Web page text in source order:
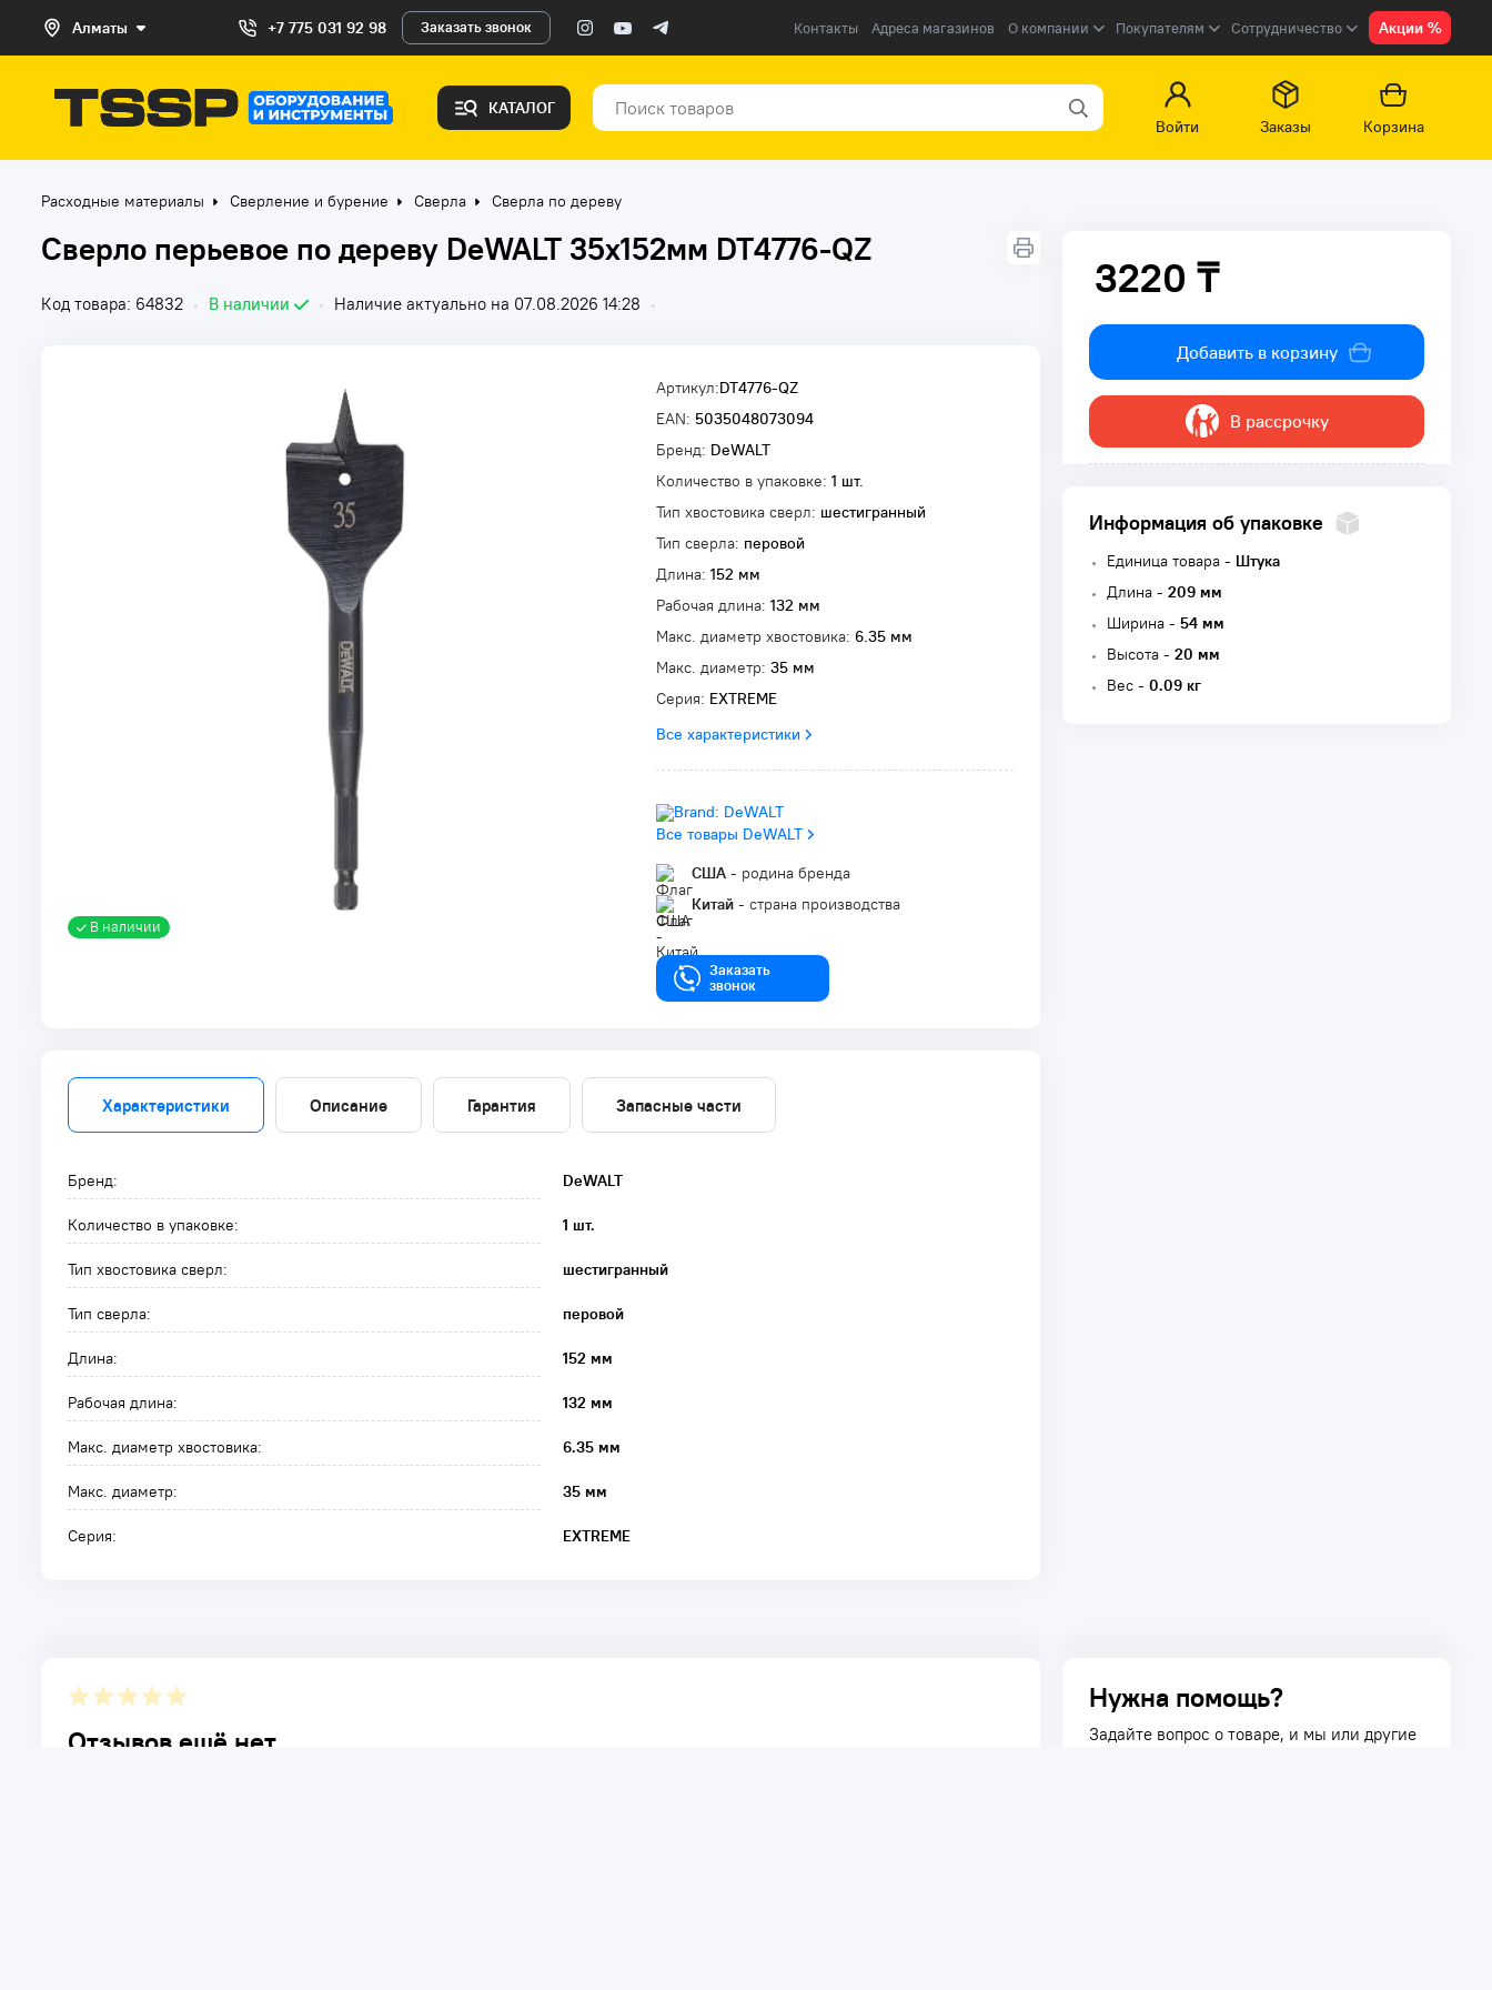
Алматы +7 775 031 92 98 Заказать звонок Контакты Адреса магазинов О компании Покупателям Сотрудничество Акции %
КАТАЛОГ
Войти
Заказы Корзина
Расходные материалы Сверление и бурение Сверла Сверла по дереву
Сверло перьевое по дереву DeWALT 35x152мм DT4776-QZ
Код товара: 64832 • В наличии • Наличие актуально на 07.08.2026 14:28 •
В наличии
Артикул:DT4776-QZ
EAN: 5035048073094
Бренд: DeWALT
Количество в упаковке: 1 шт.
Тип хвостовика сверл: шестигранный
Тип сверла: перовой
Длина: 152 мм
Рабочая длина: 132 мм
Макс. диаметр хвостовика: 6.35 мм
Макс. диаметр: 35 мм
Серия: EXTREME
Все характеристики
Все товары DeWALT
США - родина бренда
Китай - страна производства
Заказать
звонок
3220 ₸
3220 ₸
Добавить в корзину
В рассрочку
Информация об упаковке
Единица товара - Штука
Длина - 209 мм
Ширина - 54 мм
Высота - 20 мм
Вес - 0.09 кг
Характеристики Описание Гарантия Запасные части
Бренд: DeWALT
Количество в упаковке: 1 шт.
Тип хвостовика сверл: шестигранный
Тип сверла: перовой
Длина: 152 мм
Рабочая длина: 132 мм
Макс. диаметр хвостовика: 6.35 мм
Макс. диаметр: 35 мм
Серия: EXTREME
Отзывов ещё нет.
Нужна помощь?
Задайте вопрос о товаре, и мы или другие